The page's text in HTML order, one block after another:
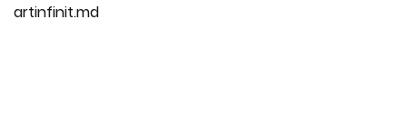
artinfinit.md